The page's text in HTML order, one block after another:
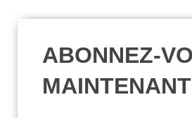
ABONNEZ-
MAINTENANT